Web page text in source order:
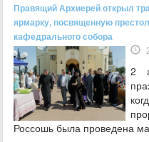
Правящий Архиерей открыл
ярмарку, посвященную
кафедрального собора
2
Россошь была проведена